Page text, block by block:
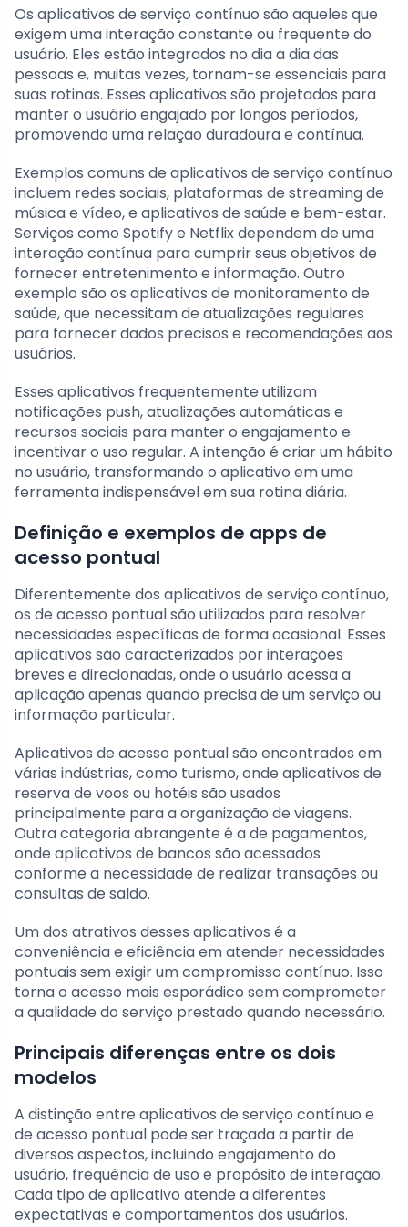
Os aplicativos de serviço contínuo são aqueles que
exigem uma interação constante ou frequente do
usuário. Eles estão integrados no dia a dia das
pessoas e, muitas vezes, tornam-se essenciais para
suas rotinas. Esses aplicativos são projetados para
manter o usuário engajado por longos períodos,
promovendo uma relação duradoura e contínua.
Exemplos comuns de aplicativos de serviço contínuo
incluem redes sociais, plataformas de streaming de
música e vídeo, e aplicativos de saúde e bem-estar.
Serviços como Spotify e Netflix dependem de uma
interação contínua para cumprir seus objetivos de
fornecer entretenimento e informação. Outro
exemplo são os aplicativos de monitoramento de
saúde, que necessitam de atualizações regulares
para fornecer dados precisos e recomendações aos
usuários.
Esses aplicativos frequentemente utilizam
notificações push, atualizações automáticas e
recursos sociais para manter o engajamento e
incentivar o uso regular. A intenção é criar um hábito
no usuário, transformando o aplicativo em uma
ferramenta indispensável em sua rotina diária.
Definição e exemplos de apps de
acesso pontual
Diferentemente dos aplicativos de serviço contínuo,
os de acesso pontual são utilizados para resolver
necessidades específicas de forma ocasional. Esses
aplicativos são caracterizados por interações
breves e direcionadas, onde o usuário acessa a
aplicação apenas quando precisa de um serviço ou
informação particular.
Aplicativos de acesso pontual são encontrados em
várias indústrias, como turismo, onde aplicativos de
reserva de voos ou hotéis são usados
principalmente para a organização de viagens.
Outra categoria abrangente é a de pagamentos,
onde aplicativos de bancos são acessados
conforme a necessidade de realizar transações ou
consultas de saldo.
Um dos atrativos desses aplicativos é a
conveniência e eficiência em atender necessidades
pontuais sem exigir um compromisso contínuo. Isso
torna o acesso mais esporádico sem comprometer
a qualidade do serviço prestado quando necessário.
Principais diferenças entre os dois
modelos
A distinção entre aplicativos de serviço contínuo e
de acesso pontual pode ser traçada a partir de
diversos aspectos, incluindo engajamento do
usuário, frequência de uso e propósito de interação.
Cada tipo de aplicativo atende a diferentes
expectativas e comportamentos dos usuários.